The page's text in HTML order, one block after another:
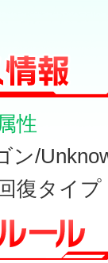
性
ン/
復タイプ